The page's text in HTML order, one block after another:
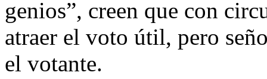
genios”, creen que con
atraer el voto útil, pero
el votante.